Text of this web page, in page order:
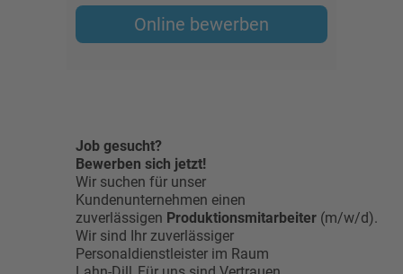
Online bewerben
Job gesucht?
Bewerben sich jetzt!
Wir suchen für unser
Kundenunternehmen einen
zuverlässigen Produktionsmitarbeiter (m/w/d).
Wir sind Ihr zuverlässiger
Personaldienstleister im Raum